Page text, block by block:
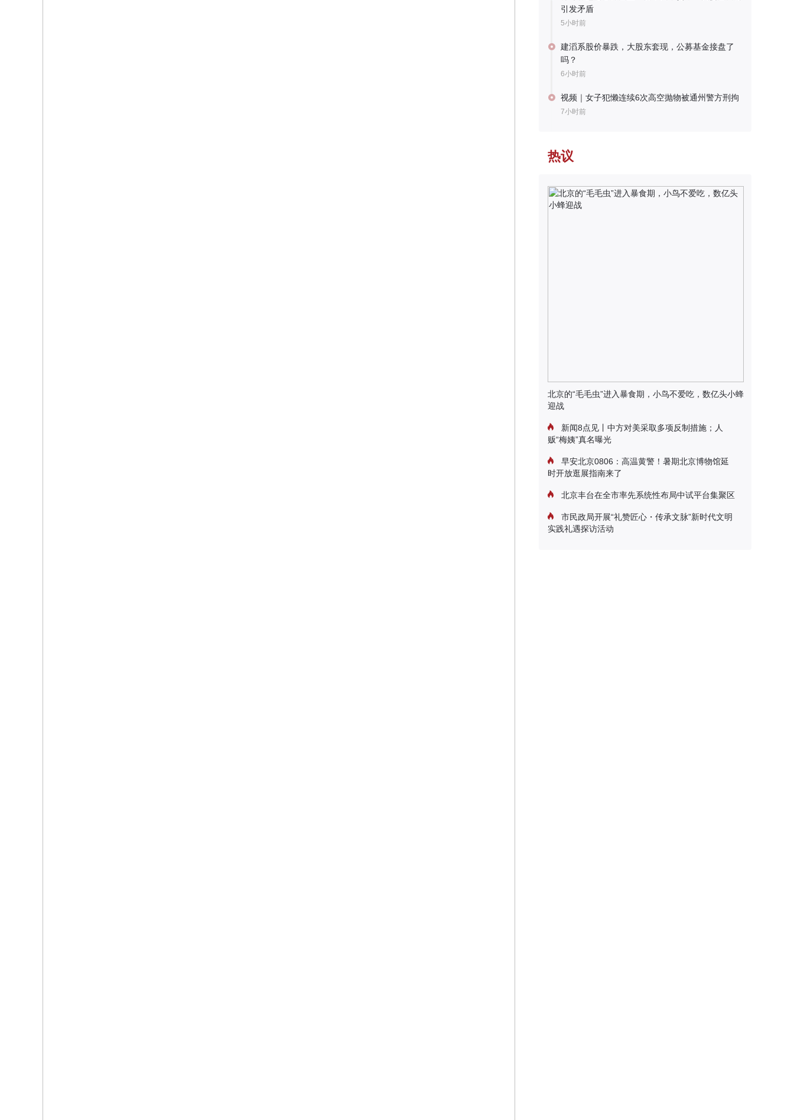
引发矛盾
5小时前
建滔系股价暴跌，大股东套现，公募基金接盘了
吗？
6小时前
视频｜女子犯懒连续6次高空抛物被通州警方刑拘
7小时前
热议
北京的“毛毛虫”进入暴食期，小鸟不爱吃，数亿头小蜂
迎战
新闻8点见丨中方对美采取多项反制措施；人
贩“梅姨”真名曝光
早安北京0806：高温黄警！暑期北京博物馆延
时开放逛展指南来了
北京丰台在全市率先系统性布局中试平台集聚区
市民政局开展“礼赞匠心・传承文脉”新时代文明
实践礼遇探访活动